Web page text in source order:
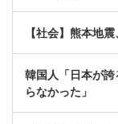
【社会】熊本地
韓国人「日本が
らなかった」